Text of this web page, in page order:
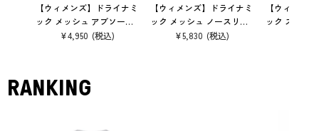
【ウィメンズ】ドライナミ
ック メッシュ アブソーベ
ント ショーツ アンダーウ
¥4,950
【ウィメンズ】ドライナミ
ック メッシュ ノースリー
ブ クルー アンダーウェア
¥5,830
【ウィメン
ック スルー
RANKING